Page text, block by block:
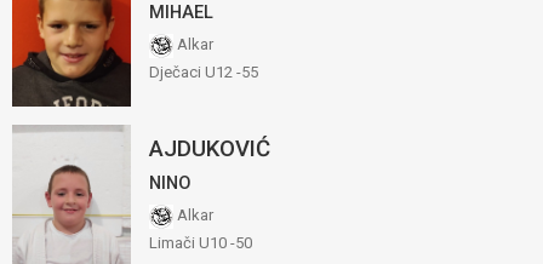
MIHAEL
Alkar
Dječaci U12 -55
AJDUKOVIĆ
NINO
Alkar
Limači U10 -50